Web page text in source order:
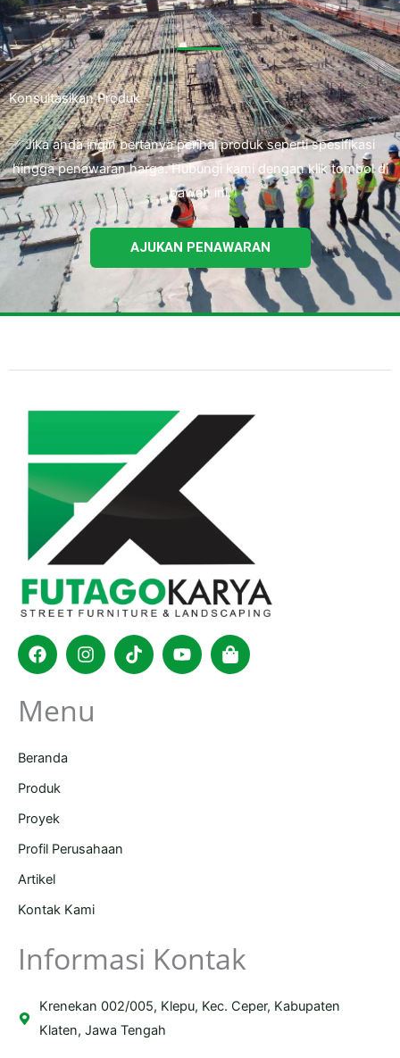
Konsultasikan Produk
Jika anda ingin bertanya perihal produk seperti spesifikasi
hingga penawaran harga. Hubungi kami dengan klik tombol di
bawah ini.
AJUKAN PENAWARAN
FacebookInstagram
TiktokYoutubeShopping-
bag
Menu
Beranda
Produk
Proyek
Profil Perusahaan
Artikel
Kontak Kami
Informasi Kontak
Krenekan 002/005, Klepu, Kec. Ceper, Kabupaten
Klaten, Jawa Tengah